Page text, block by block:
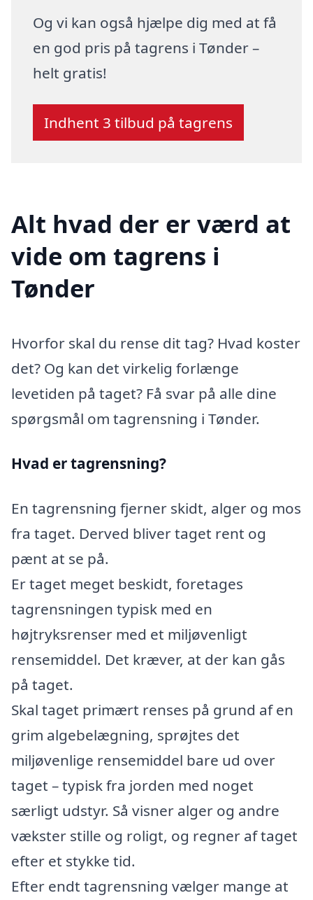
Og vi kan også hjælpe dig med at få
en god pris på tagrens i Tønder –
helt gratis!
Indhent 3 tilbud på tagrens
Alt hvad der er værd at
vide om tagrens i
Tønder
Hvorfor skal du rense dit tag? Hvad koster
det? Og kan det virkelig forlænge
levetiden på taget? Få svar på alle dine
spørgsmål om tagrensning i Tønder.
Hvad er tagrensning?
En tagrensning fjerner skidt, alger og mos
fra taget. Derved bliver taget rent og
pænt at se på.
Er taget meget beskidt, foretages
tagrensningen typisk med en
højtryksrenser med et miljøvenligt
rensemiddel. Det kræver, at der kan gås
på taget.
Skal taget primært renses på grund af en
grim algebelægning, sprøjtes det
miljøvenlige rensemiddel bare ud over
taget – typisk fra jorden med noget
særligt udstyr. Så visner alger og andre
vækster stille og roligt, og regner af taget
efter et stykke tid.
Efter endt tagrensning vælger mange at